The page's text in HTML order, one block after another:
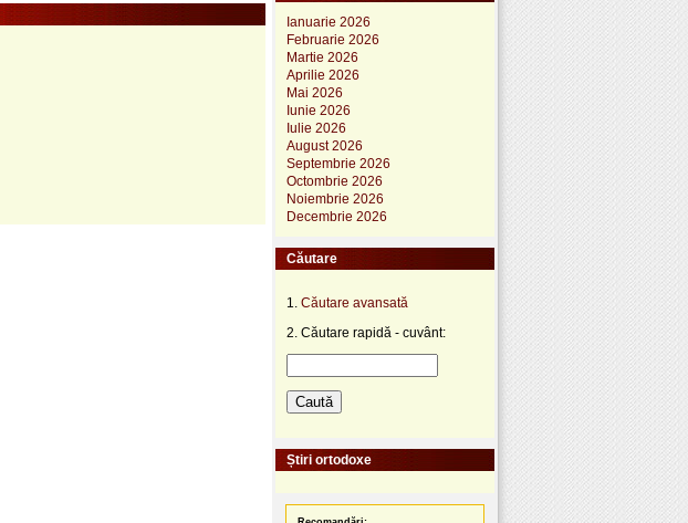
Ianuarie 2026
Februarie 2026
Martie 2026
Aprilie 2026
Mai 2026
Iunie 2026
Iulie 2026
August 2026
Septembrie 2026
Octombrie 2026
Noiembrie 2026
Decembrie 2026
Căutare
1. Căutare avansată
2. Căutare rapidă - cuvânt:
Știri ortodoxe